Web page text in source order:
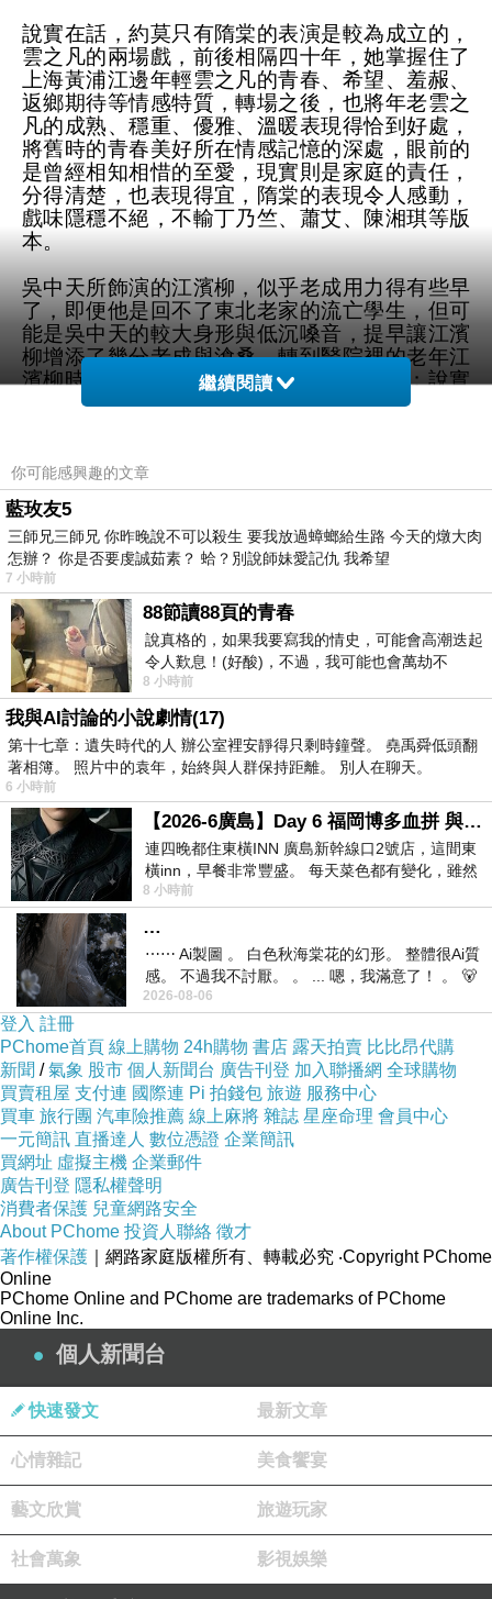
說實在話，約莫只有隋棠的表演是較為成立的，
雲之凡的兩場戲，前後相隔四十年，她掌握住了
上海黃浦江邊年輕雲之凡的青春、希望、羞赧、
返鄉期待等情感特質，轉場之後，也將年老雲之
凡的成熟、穩重、優雅、溫暖表現得恰到好處，
將舊時的青春美好所在情感記憶的深處，眼前的
是曾經相知相惜的至愛，現實則是家庭的責任，
分得清楚，也表現得宜，隋棠的表現令人感動，
戲味隱穩不絕，不輸丁乃竺、蕭艾、陳湘琪等版
本。
吳中天所飾演的江濱柳，似乎老成用力得有些早
了，即便他是回不了東北老家的流亡學生，但可
能是吳中天的較大身形與低沉嗓音，提早讓江濱
柳增添了幾分老成與滄桑，轉到醫院裡的老年江
濱柳時，似乎只剩下過往回憶與現下怨悔；說實
在的，他的表演切換，沒有隋棠來得靈活適切，
陳漢典所飾演的老陶，只見綜藝咖的陳漢典，未
見劇場舞台上的角色老陶；古辛所飾演的「暗
戀」劇組導演，也是用力過猛、且帶有高度誇張
的表演，在近年他的眾多劇場表演中，尤此為
甚，已經形成令人生厭的表演套路。這兩位演員
的表演，是我觀賞這次的演出中，最想「轉台」
的。
關於「暗戀」劇組導演這個角色，我以前就曾指
出，隨著《暗戀桃花源》至今仍不斷地製作搬
演，時間繼續在往前走，倘若這個人物也繼續存
活著（他在劇本裡，自況為江濱柳，黃浦江畔臨
別雲之凡時，約為二十五、六歲，時為戰後，約
為一九四六年；四十年後，與雲之凡在醫院再次
相遇，已是一九八六年，即該劇首演年份，兩人
已經六十五、六歲；若依此戲裡戲外寫實時間邏
輯推衍，導演若在世，約為一百零五、六歲）那
麼他的年齡就會越來越老，非得面臨人類老死的
必然命運。所以我們看到，這次只是將導演改為
導演的孫子，而由古辛來飾演，那些誇張嘴臉與
聲調的表演，說著那些老導演的上海記憶與劇場
藝術堅持，完完全全不具任何的說服力，且令人
非常生厭，極其失敗的表演！
梁正群也演了這麼多年的劇場作品，但他的高大
身形、不甚清晰的口條、有限的肢體挪動能力，
讓他在舞台上，總是很難讓人入戲；這次所飾演
的袁老闆也是，只見憨憨愣愣的魯直樣，未見滿
腹心機、把每一句話都說成潛台詞或雙關語的袁
老闆，沒有角色的表裡不一。
至於江太太，過往令人比較有印象的版本是，說
台語的林麗卿，以及說客語的徐堰鈴（且徐堰鈴
當年首度以客語詮釋江太太時，眾人亮眼，一新
耳目）。這次李劭婕依然是以客語來詮釋，其實
並沒有超出前者的詮釋亮點，也沒有太多令人有
印象的表演。
同樣是劇場演出豐富的張靜之，一反先前較多演
出溫婉賢淑的角色，這次倒是拿捏了較為利索辛
繼續閱讀
你可能感興趣的文章
藍玫友5
三師兄三師兄 你昨晚說不可以殺生 要我放過蟑螂給生路 今天的燉大肉
怎辦？ 你是否要虔誠茹素？ 蛤？別說師妹愛記仇 我希望
7 小時前
88節讀88頁的青春
說真格的，如果我要寫我的情史，可能會高潮迭起
令人歎息！(好酸)，不過，我可能也會萬劫不
復...，每天跪鍵盤還是被判了花心的罪
8 小時前
我與AI討論的小說劇情(17)
第十七章：遺失時代的人 辦公室裡安靜得只剩時鐘聲。 堯禹舜低頭翻
著相簿。 照片中的袁年，始終與人群保持距離。 別人在聊天。
6 小時前
【2026-6廣島】Day 6 福岡博多血拼 與機場接送少年司機深夜對談
連四晚都住東橫INN 廣島新幹線口2號店，這間東
橫inn，早餐非常豐盛。 每天菜色都有變化，雖然
看到工作人員拿出料理包加熱，但
8 小時前
…
⋯⋯ Ai製圖 。 白色秋海棠花的幻形。 整體很Ai質
感。 不過我不討厭。 。 ... 嗯，我滿意了！ 。 🐻
昨中
2026-08-06
登入 註冊
PChome首頁 線上購物 24h購物 書店 露天拍賣 比比昂代購
新聞 /氣象 股市 個人新聞台 廣告刊登 加入聯播網 全球購物
買賣租屋 支付連 國際連 Pi 拍錢包 旅遊 服務中心
買車 旅行團 汽車險推薦 線上麻將 雜誌 星座命理 會員中心
一元簡訊 直播達人 數位憑證 企業簡訊
買網址 虛擬主機 企業郵件
廣告刊登 隱私權聲明
消費者保護 兒童網路安全
About PChome 投資人聯絡 徵才
著作權保護 ｜網路家庭版權所有、轉載必究 ‧Copyright PChome
Online
PChome Online and PChome are trademarks of PChome
Online Inc.
個人新聞台
快速發文 最新文章
心情雜記 美食饗宴
藝文欣賞 旅遊玩家
社會萬象 影視娛樂